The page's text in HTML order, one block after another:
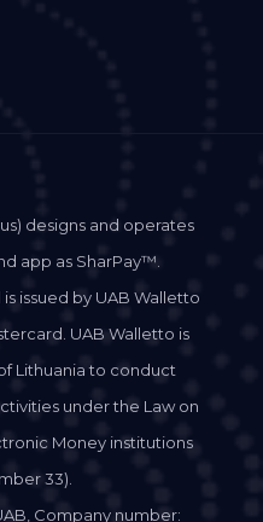
designs and operates
app as SharPay™.
issued by UAB Walletto
UAB Walletto is
Lithuania to conduct
under the Law on
Money institutions
33).
Company number: